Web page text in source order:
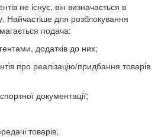
не існує, він визначається в
Найчастіше для розблокування
подача:
додатків до них;
про реалізацію/придбання товарів
документації;
товарів;